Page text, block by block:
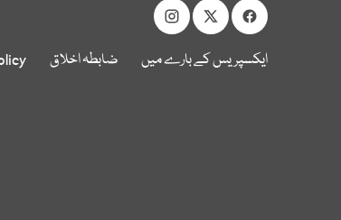
ایکسپریس کے بارے میں ضابطہ اخلاق